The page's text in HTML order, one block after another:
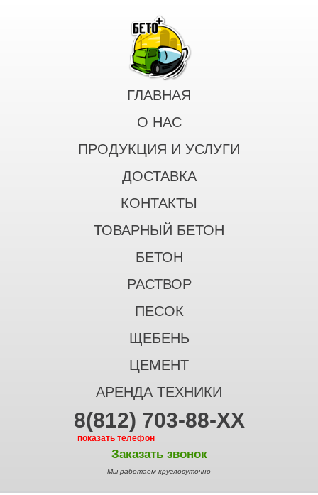
ГЛАВНАЯ
О НАС
ПРОДУКЦИЯ И УСЛУГИ
ДОСТАВКА
КОНТАКТЫ
ТОВАРНЫЙ БЕТОН
БЕТОН
РАСТВОР
ПЕСОК
ЩЕБЕНЬ
ЦЕМЕНТ
АРЕНДА ТЕХНИКИ
8(812) 703-88-XX
показать телефон
Заказать звонок
Мы работаем круглосуточно